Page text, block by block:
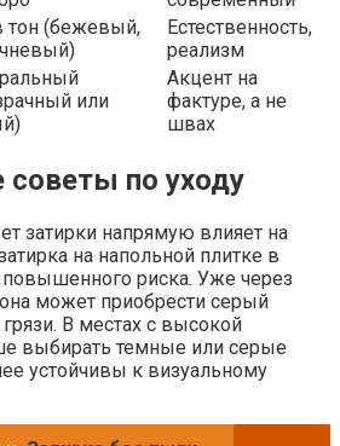
тон (бежевый,
Естественность,
реализм
или
Акцент на
фактуре, а не
швах
советы по уходу
затирки напрямую влияет на
на напольной плитке в
риска. Уже через
может приобрести серый
В местах с высокой
выбирать темные или серые
устойчивы к визуальному